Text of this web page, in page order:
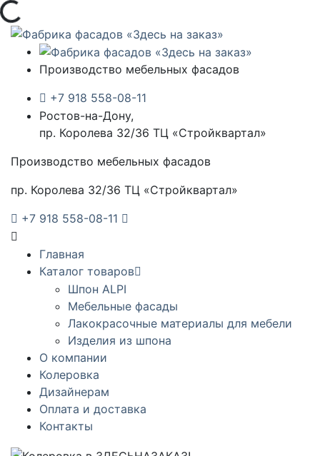
Производство мебельных фасадов
+7 918 558-08-11
Ростов-на-Дону,
пр. Королева 32/36 ТЦ «Стройквартал»
Производство мебельных фасадов
пр. Королева 32/36 ТЦ «Стройквартал»
+7 918 558-08-11
Главная
Каталог товаров
Шпон ALPI
Мебельные фасады
Лакокрасочные материалы для мебели
Изделия из шпона
О компании
Колеровка
Дизайнерам
Оплата и доставка
Контакты